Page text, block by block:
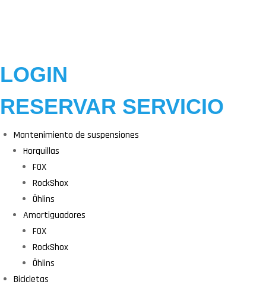
LOGIN
RESERVAR SERVICIO
Mantenimiento de suspensiones
Horquillas
FOX
RockShox
Öhlins
Amortiguadores
FOX
RockShox
Öhlins
Bicicletas